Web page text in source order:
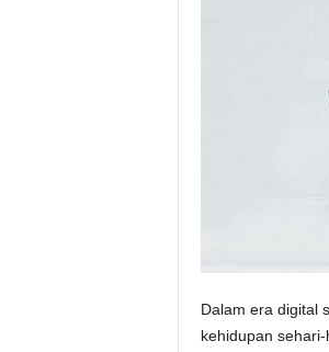
Dalam era digital
kehidupan